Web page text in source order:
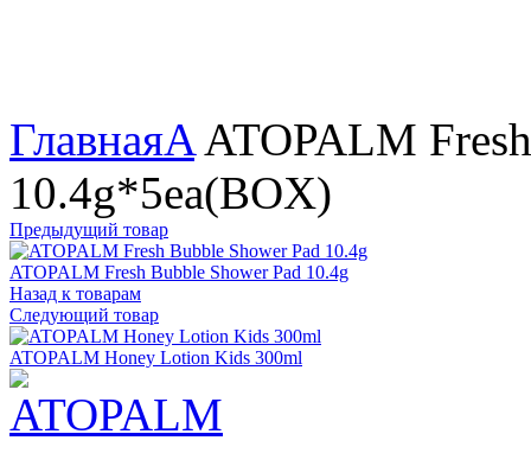
ГлавнаяAATOPALM
10.4g*5ea(BOX)
Предыдущий товар
ATOPALM Fresh Bubble Shower Pad 10.4g
Назад к товарам
Следующий товар
ATOPALM Honey Lotion Kids 300ml